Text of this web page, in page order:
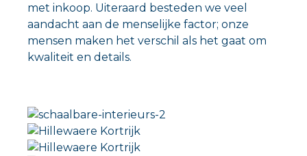
met inkoop. Uiteraard besteden we veel
aandacht aan de menselijke factor; onze
mensen maken het verschil als het gaat om
kwaliteit en details.